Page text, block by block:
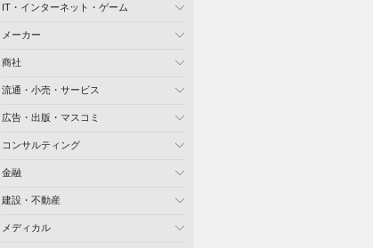
IT・インターネット・ゲーム
メーカー
商社
流通・小売・サービス
広告・出版・マスコミ
コンサルティング
金融
建設・不動産
メディカル